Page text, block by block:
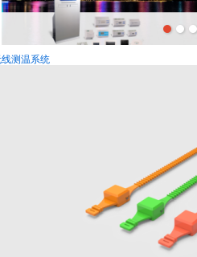
测温系统